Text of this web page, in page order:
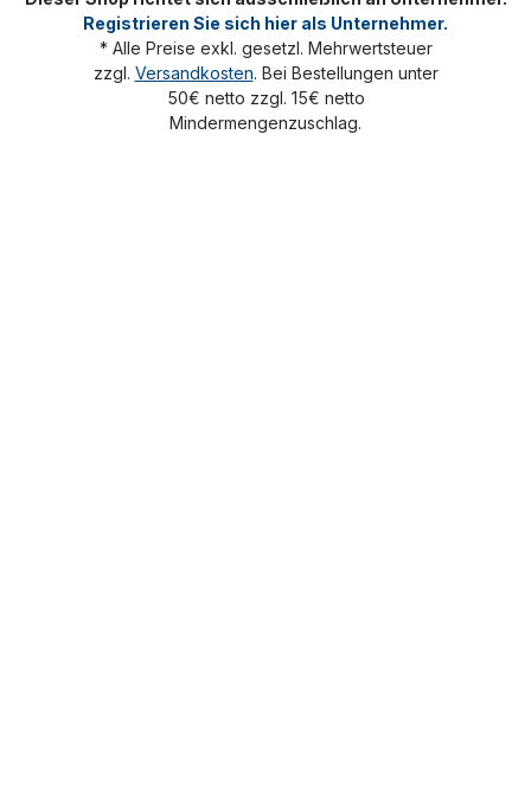
Registrieren Sie sich hier als Unternehmer.
* Alle Preise exkl. gesetzl. Mehrwertsteuer
zzgl. Versandkosten. Bei Bestellungen unter
50€ netto zzgl. 15€ netto
Mindermengenzuschlag.